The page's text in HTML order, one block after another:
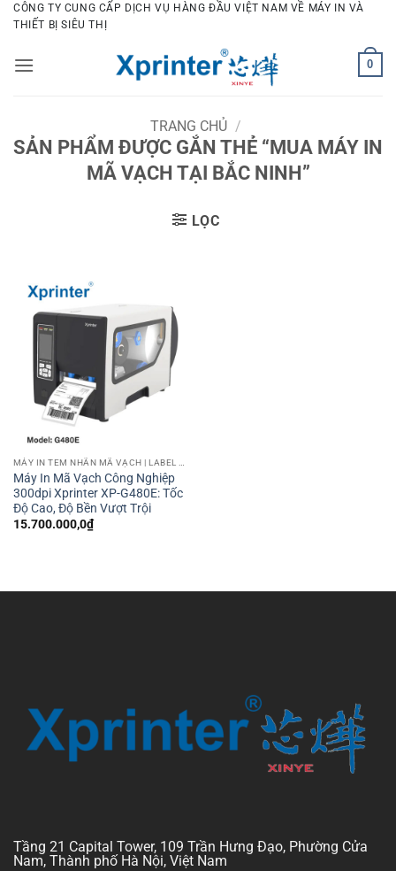
Bỏ
qua
dung
CÔNG TY CUNG CẤP DỊCH VỤ HÀNG ĐẦU VIỆT NAM VỀ MÁY IN VÀ
THIẾT BỊ SIÊU THỊ
0
TRANG CHỦ /
SẢN PHẨM ĐƯỢC GẮN THẺ “MUA MÁY IN
MÃ VẠCH TẠI BẮC NINH”
LỌC
Máy In Mã Vạch Công Nghiệp
300dpi Xprinter XP-G480E: Tốc
Độ Cao, Độ Bền Vượt Trội
15.700.000,0₫
Tầng 21 Capital Tower, 109 Trần Hưng Đạo, Phường Cửa
Nam, Thành phố Hà Nội, Việt Nam